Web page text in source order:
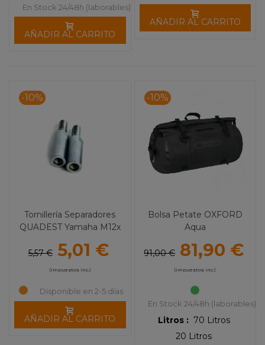
En Stock 24/48h (laborables)
AÑADIR AL CARRITO
AÑADIR AL CARRITO
-10%
Tornillería Separadores
QUADEST Yamaha M12x
5,57 € 5,01 €
(impuestos inc.)
Disponible en 2-5 días
AÑADIR AL CARRITO
-10%
Bolsa Petate OXFORD
Aqua
91,00 € 81,90 €
(impuestos inc.)
En Stock 24/48h (laborables)
Litros : 70 Litros
20 Litros